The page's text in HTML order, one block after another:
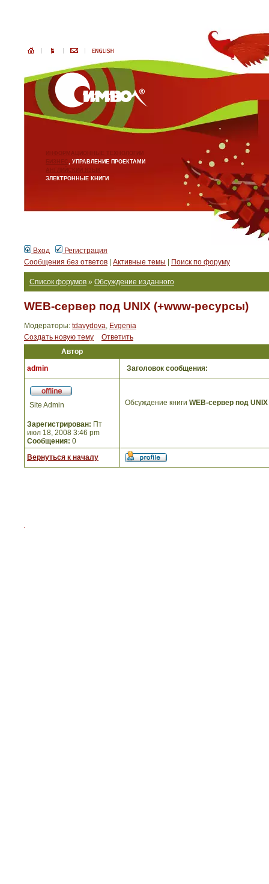
ИНФОРМАЦИОННЫЕ ТЕХНОЛОГИИ
БИЗНЕС, УПРАВЛЕНИЕ ПРОЕКТАМИ
АНГЛИЙСКИЙ ЯЗЫК
ЭЛЕКТРОННЫЕ КНИГИ
Вход
Регистрация
Сообщения без ответов
Активные темы Поиск по форуму
Список форумов » Обсуждение изданного
WEB-сервер под UNIX (+www-ресурсы)
Модераторы: tdavydova, Evgenia
Создать новую тему
Ответить
Автор
admin
Заголовок сообщения:
Site Admin
Зарегистрирован: Пт
июл 18, 2008 3:46 pm
Сообщения: 0
Обсуждение книги WEB-сервер под
Вернуться к началу